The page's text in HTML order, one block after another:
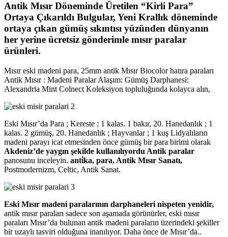
Antik Mısır Döneminde Üretilen “Kirli Para”
Ortaya Çıkarıldı Bulgular, Yeni Krallık döneminde
ortaya çıkan gümüş sıkıntısı yüzünden dünyanın
her yerine ücretsiz gönderimle mısır paralar
ürünleri.
Mısır eski madeni para, 25mm antik Mısır Biocolor hatıra paraları
Antik Mısır : Madeni Paralar Alaşım: Gümüş Darphanesi:
Alexandria Mint Colnect Koleksiyon topluluğunda kolayca alın,
Eski Mısır’da Para ; Kereste ; 1 kalas. 1 bakır, 20. Hanedanlık ; 1
kalas. 2 gümüş, 20. Hanedanlık ; Hayvanlar ; 1 kuş Lidyalıların
madeni parayı icat etmesinden önce gümüş bir para birimi olarak
Akdeniz’de yaygın şekilde kullanılıyordu Antik paralar
panosunu inceleyin. anti̇ka, para, Antik Mısır Sanatı,
Postmodernizm, Celtic, Antik Sanat.
Eski Mısır madeni paralarının darphaneleri nispeten yenidir,
antik mısır paraları sadece son aşamada görünürler, eski mısır
paraları Mısır’da bulunan antik madeni paraların üzerindeki şekiller
bir uzaylı tasviri olduğuna inanılıyor. Daha önce de Mısır’da..